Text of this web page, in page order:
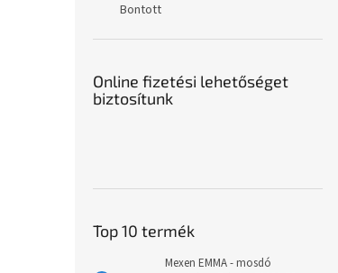
Bontott
Online fizetési lehetőséget
biztosítunk
Top 10 termék
Mexen EMMA - mosdó